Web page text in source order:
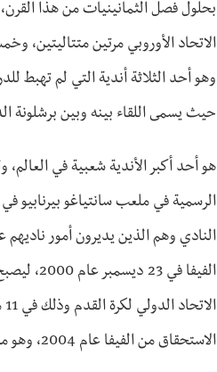
بحلول فصل الثمانينيات من هذا
الاتحاد الأوروبي مرتين متتاليتين،
وهو أحد الثلاثة أندية التي لم تهبط
حيث يسمى اللقاء بينه وبين برشلونة
هو أحد أكبر الأندية شعبية في
الرسمية في ملعب سانتياغو بيرنابيو
الفيفا
الاستحقاق من الفيفا عام 2004، وهو متصدر قائمة أندية الدوري الأوروبي لكرة القدم.